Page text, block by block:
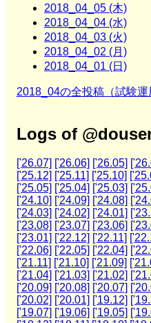
2018_04_05 (木)
2018_04_04 (水)
2018_04_03 (火)
2018_04_02 (月)
2018_04_01 (日)
2018_04の全投稿（試験運
Logs of
['26.07] ['26.06] ['26.05]
['25.12] ['25.11] ['25.10]
['25.05] ['25.04] ['25.03]
['24.10] ['24.09] ['24.08]
['24.03] ['24.02] ['24.01]
['23.08] ['23.07] ['23.06]
['23.01] ['22.12] ['22.11]
['22.06] ['22.05] ['22.04]
['21.11] ['21.10] ['21.09]
['21.04] ['21.03] ['21.02]
['20.09] ['20.08] ['20.07]
['20.02] ['20.01] ['19.12]
['19.07] ['19.06] ['19.05]